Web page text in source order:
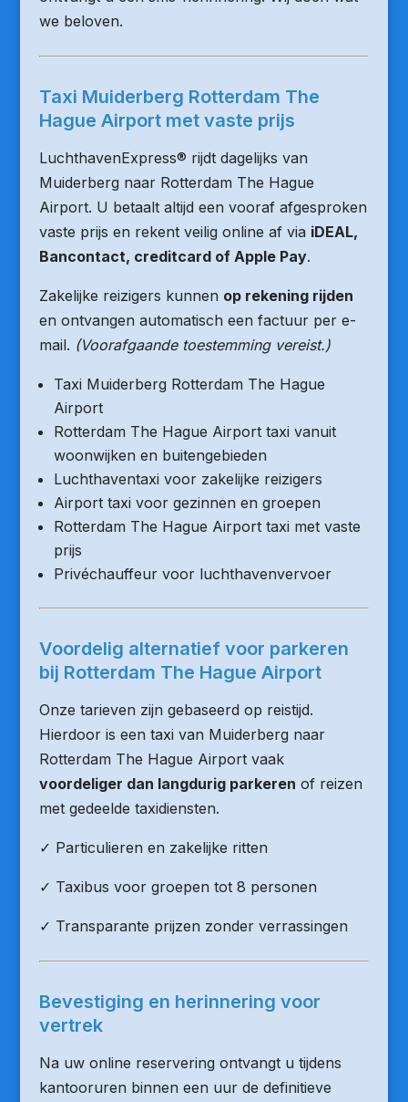
we beloven.
Taxi Muiderberg Rotterdam The
Hague Airport met vaste prijs
LuchthavenExpress® rijdt dagelijks van
Muiderberg naar Rotterdam The Hague
Airport. U betaalt altijd een vooraf afgesproken
vaste prijs en rekent veilig online af via iDEAL,
Bancontact, creditcard of Apple Pay.
Zakelijke reizigers kunnen op rekening rijden
en ontvangen automatisch een factuur per e-
mail. (Voorafgaande toestemming vereist.)
Taxi Muiderberg Rotterdam The Hague
Airport
Rotterdam The Hague Airport taxi vanuit
woonwijken en buitengebieden
Luchthaventaxi voor zakelijke reizigers
Airport taxi voor gezinnen en groepen
Rotterdam The Hague Airport taxi met vaste
prijs
Privéchauffeur voor luchthavenvervoer
Voordelig alternatief voor parkeren
bij Rotterdam The Hague Airport
Onze tarieven zijn gebaseerd op reistijd.
Hierdoor is een taxi van Muiderberg naar
Rotterdam The Hague Airport vaak
voordeliger dan langdurig parkeren of reizen
met gedeelde taxidiensten.
✓ Particulieren en zakelijke ritten
✓ Taxibus voor groepen tot 8 personen
✓ Transparante prijzen zonder verrassingen
Bevestiging en herinnering voor
vertrek
Na uw online reservering ontvangt u tijdens
kantooruren binnen een uur de definitieve